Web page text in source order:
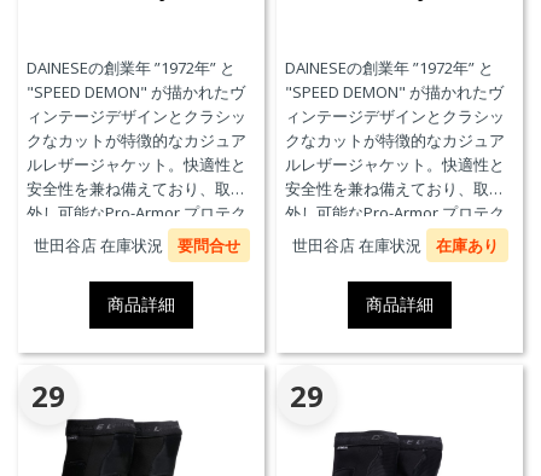
DAINESEの創業年 ”1972年” と
"SPEED DEMON" が描かれたヴ
ィンテージデザインとクラシッ
クなカットが特徴的なカジュア
ルレザージャケット。快適性と
安全性を兼ね備えており、取り
外し可能なPro-Armor プロテク
ターを装備しています。
世田谷店 在庫状況 要問合せ
商品詳細
DAINESEの創業年 ”1972年” と
"SPEED DEMON" が描かれたヴ
ィンテージデザインとクラシッ
クなカットが特徴的なカジュア
ルレザージャケット。快適性と
安全性を兼ね備えており、取り
外し可能なPro-Armor プロテク
ターを装備しています。
世田谷店 在庫状況 在庫あり
商品詳細
29 29